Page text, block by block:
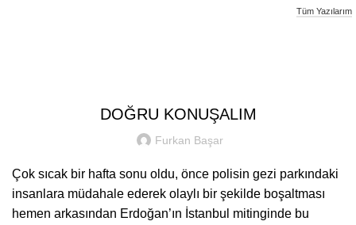
Tüm Yazılarım
DOĞRU KONUŞALIM
Furkan Başar
Çok sıcak bir hafta sonu oldu, önce polisin gezi parkındaki
insanlara müdahale ederek olaylı bir şekilde boşaltması
hemen arkasından Erdoğan’ın İstanbul mitinginde bu